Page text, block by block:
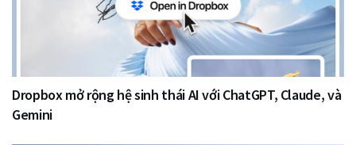
Dropbox mở rộng hệ sinh thái AI với ChatGPT, Claude, và
Gemini